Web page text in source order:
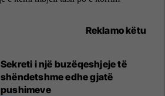
Reklamo këtu
Sekreti i një buzëqeshjeje të
shëndetshme edhe gjatë
pushimeve